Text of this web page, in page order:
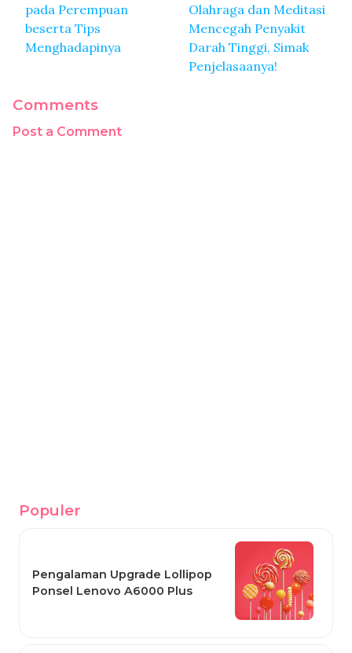
pada Perempuan
beserta Tips
Menghadapinya
Olahraga dan Meditasi
Mencegah Penyakit
Darah Tinggi, Simak
Penjelasaanya!
Comments
Post a Comment
Populer
Pengalaman Upgrade Lollipop
Ponsel Lenovo A6000 Plus